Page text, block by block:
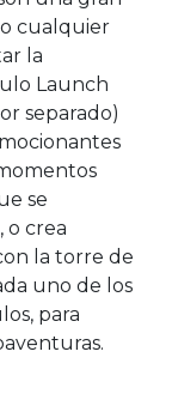
cualquier
la
Launch
separado)
se
o crea
la torre de
uno de los
para